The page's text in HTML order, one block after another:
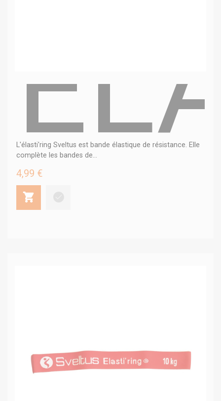
L'élasti'ring Sveltus est bande élastique de résistance. Elle
complète les bandes de...
4,99 €